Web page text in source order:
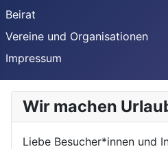
Beirat
Vereine und Organisationen
Impressum
Wir machen
Liebe Besucher*innen und